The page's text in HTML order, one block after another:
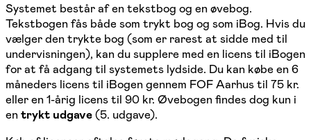
Systemet består af en tekstbog og en øvebog.
Tekstbogen fås både som trykt bog og som iBog. Hvis du
vælger den trykte bog (som er rarest at sidde med til
undervisningen), kan du supplere med en licens til iBogen
for at få adgang til systemets lydside. Du kan købe en 6
måneders licens til iBogen gennem FOF Aarhus til 75 kr.
eller en 1-årig licens til 90 kr. Øvebogen findes dog kun i
en trykt udgave(5. udgave).